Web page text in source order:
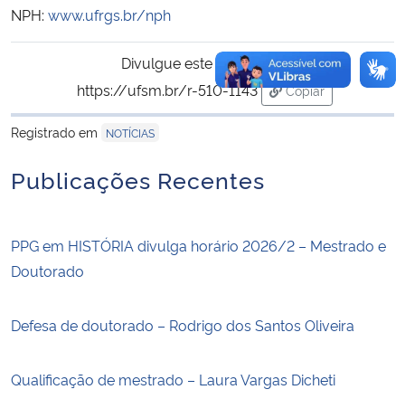
NPH: www.ufrgs.br/nph
Divulgue este conteúdo:
https://ufsm.br/r-510-1143
Copiar
para área de
Registrado em
NOTÍCIAS
Publicações Recentes
PPG em HISTÓRIA divulga horário 2026/2 – Mestrado e
Doutorado
Defesa de doutorado – Rodrigo dos Santos Oliveira
Qualificação de mestrado – Laura Vargas Dicheti